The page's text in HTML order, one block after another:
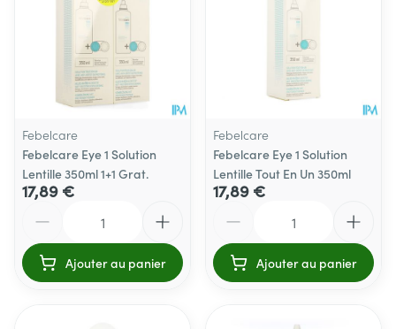
Febelcare
Febelcare Eye 1 Solution
Lentille 350ml 1+1 Grat.
17,89 €
Ajouter au panier
Febelcare
Febelcare Eye 1 Solution
Lentille Tout En Un 350ml
17,89 €
Ajouter au panier